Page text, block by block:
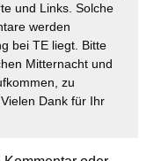
und Links. Solche
werden
bei TE liegt. Bitte
Mitternacht und
zu
Dank für Ihr